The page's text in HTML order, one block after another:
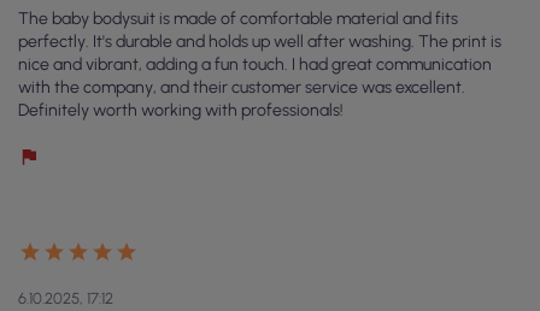
The baby bodysuit is made of comfortable material and fits
perfectly. It's durable and holds up well after washing. The print is
nice and vibrant, adding a fun touch. I had great communication
with the company, and their customer service was excellent.
Definitely worth working with professionals!
6.10.2025, 17:12